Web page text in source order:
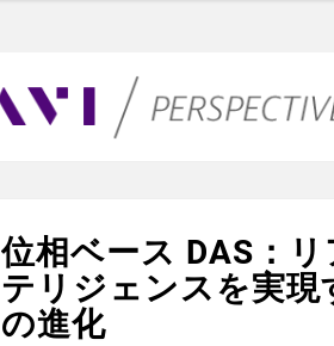
位相ベース DAS：
テリジェンスを実
の進化